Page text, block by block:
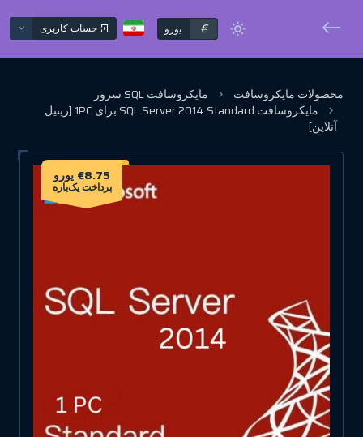
€ یورو حساب کاربری
محصولات مایکروسافت
مایکروسافت SQL سرور
مایکروسافت SQL Server 2014 Standard برای 1PC [ریتیل
آنلاین]
€8.75 یورو
پرداخت یک‌باره